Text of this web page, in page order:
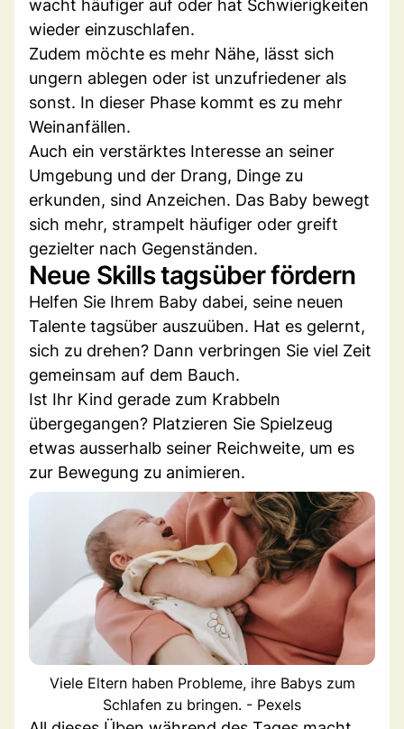
wacht häufiger auf oder hat Schwierigkeiten
wieder einzuschlafen.
Zudem möchte es mehr Nähe, lässt sich
ungern ablegen oder ist unzufriedener als
sonst. In dieser Phase kommt es zu mehr
Weinanfällen.
Auch ein verstärktes Interesse an seiner
Umgebung und der Drang, Dinge zu
erkunden, sind Anzeichen. Das Baby bewegt
sich mehr, strampelt häufiger oder greift
gezielter nach Gegenständen.
Neue Skills tagsüber fördern
Helfen Sie Ihrem Baby dabei, seine neuen
Talente tagsüber auszuüben. Hat es gelernt,
sich zu drehen? Dann verbringen Sie viel Zeit
gemeinsam auf dem Bauch.
Ist Ihr Kind gerade zum Krabbeln
übergegangen? Platzieren Sie Spielzeug
etwas ausserhalb seiner Reichweite, um es
zur Bewegung zu animieren.
Viele Eltern haben Probleme, ihre Babys zum
Schlafen zu bringen. - Pexels